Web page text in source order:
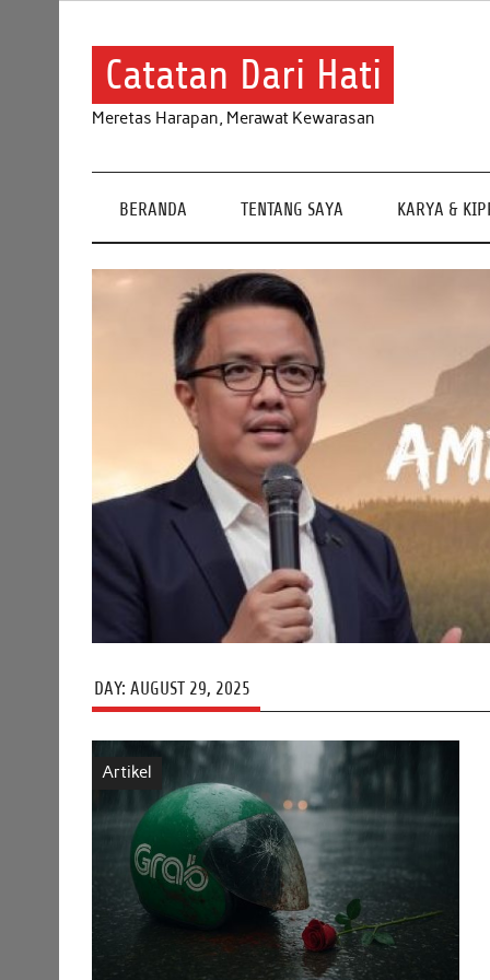
Catatan Dari Hati
Meretas Harapan, Merawat Kewarasan
BERANDA TENTANG SAYA KARYA &
DAY: AUGUST 29, 2025
Artikel